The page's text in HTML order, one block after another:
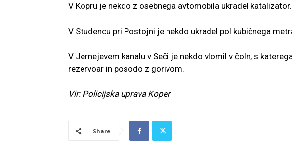
V Kopru je nekdo z osebnega avtomobila ukradel katalizator.
V Studencu pri Postojni je nekdo ukradel pol kubičnega
V Jernejevem kanalu v Seči je nekdo vlomil v čoln, s
rezervoar in posodo z gorivom.
Vir: Policijska uprava Koper
Share